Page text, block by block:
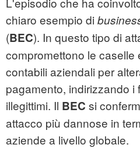
chiaro esempio di
(BEC). In questo tipo di
compromettono le caselle
contabili aziendali per
pagamento, indirizzando i
illegittimi. Il BEC si
attacco più dannose in
aziende a livello globale.